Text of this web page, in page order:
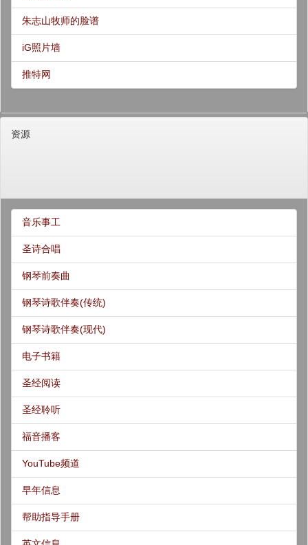
朱志山牧师的脸谱
iG照片墙
推特网
资源
音乐事工
圣诗合唱
钢琴前奏曲
钢琴诗歌伴奏(传统)
钢琴诗歌伴奏(现代)
电子书籍
圣经阅读
圣经聆听
福音播客
YouTube频道
早年信息
帮助指导手册